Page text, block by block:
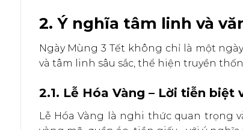
2. Ý nghĩa tâm linh và
Ngày Mùng 3 Tết không chỉ là một
và tâm linh sâu sắc, thể hiện truyền
2.1. Lễ Hóa Vàng – Lời tiễn
Lễ Hóa Vàng là nghi thức quan trọng